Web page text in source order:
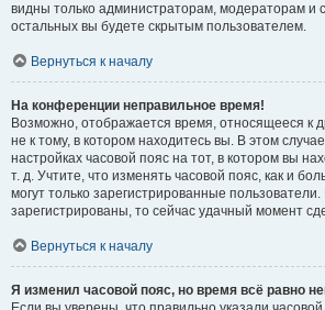
видны только администраторам, модераторам и
остальных вы будете скрытым пользователем.
Вернуться к началу
На конференции неправильное время!
Возможно, отображается время, относящееся к
не к тому, в котором находитесь вы. В этом
настройках часовой пояс на тот, в котором вы
т. д. Учтите, что изменять часовой пояс, как и
могут только зарегистрированные
зарегистрированы, то сейчас удачный момент
Вернуться к началу
Я изменил часовой пояс, но время всё равно